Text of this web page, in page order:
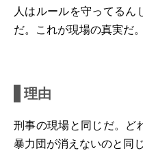
人はルールを守ってるん
だ。これが現場の真実だ。
理由
刑事の現場と同じだ。ど
暴力団が消えないのと同